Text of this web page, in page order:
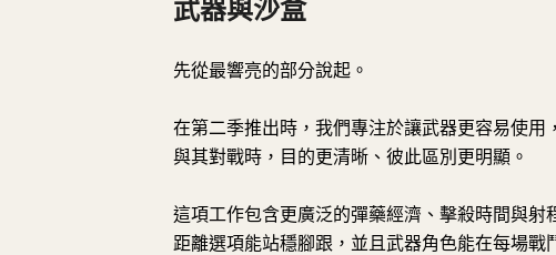
武器與沙盒
先從最響亮的部分說起。
在第二季推出時，我們專注於讓武器更容易使
與其對戰時，目的更清晰、彼此區別更明顯。
這項工作包含更廣泛的彈藥經濟、擊殺時間與
距離選項能站穩腳跟，並且武器角色能在每場戰